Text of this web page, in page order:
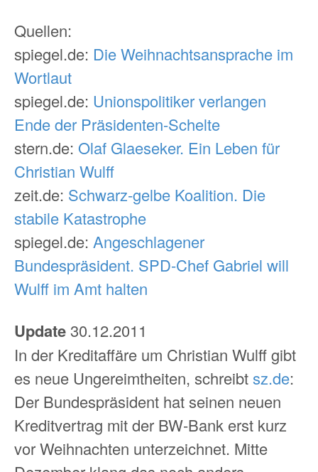
Quellen:
spiegel.de: Die Weihnachtsansprache im
Wortlaut
spiegel.de: Unionspolitiker verlangen
Ende der Präsidenten-Schelte
stern.de: Olaf Glaeseker. Ein Leben für
Christian Wulff
zeit.de: Schwarz-gelbe Koalition. Die
stabile Katastrophe
spiegel.de: Angeschlagener
Bundespräsident. SPD-Chef Gabriel will
Wulff im Amt halten
Update30.12.2011
In der Kreditaffäre um Christian Wulff gibt
es neue Ungereimtheiten, schreibtsz.de:
Der Bundespräsident hat seinen neuen
Kreditvertrag mit der BW-Bank erst kurz
vor Weihnachten unterzeichnet. Mitte